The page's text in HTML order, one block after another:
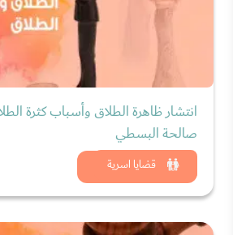
قضايا اسرية
انتشار ظاهرة الطلاق وأسباب كثرة
صالحة البسطي
شاهد الان